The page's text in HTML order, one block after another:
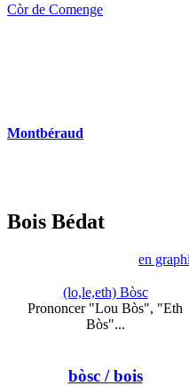
Còr de Comenge
Montbéraud
Bois Bédat
en
(lo,le,eth) Bòsc
Prononcer "Lou Bòs", "Eth
Bòs"...
bòsc/ bois